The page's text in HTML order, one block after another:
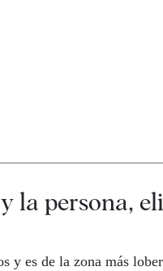
la persona,
y es de la zona más